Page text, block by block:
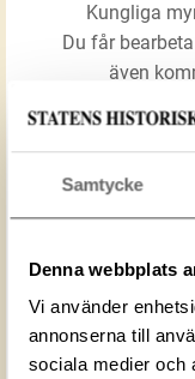
Samtycke
Denna webbplats
Vi använder
annonserna till
sociala medier och
Kungliga
Du får
även